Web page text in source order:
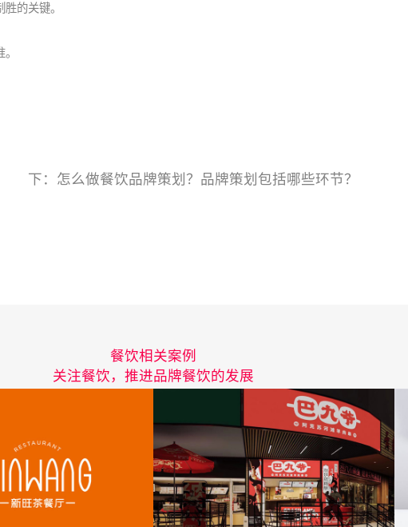
的关键。
下： 怎么做餐饮品牌策划？品牌策划包括哪些环节？
餐饮相关案例
关注餐饮，推进品牌餐饮的发展